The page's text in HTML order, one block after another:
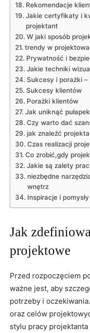
Rekomendacje
Jakie certyfikaty i
projektant
W ⁤jaki sposób
trendy w
Prywatność i
Jakie techniki
Sukcesy ⁤i porażki
Sukcesy klientów
Porażki klientów
Jak uniknąć
Czy warto dać
jak znaleźć
Czas realizacji
Co zrobić,gdy
Jakie ⁤są‍ zalety
niezbędne
wnętrz
Inspiracje‍ i
Jak
projektowe
Przed rozpoczęciem
ważne jest, aby
potrzeby i
oraz celów‌
‌stylu pracy⁣